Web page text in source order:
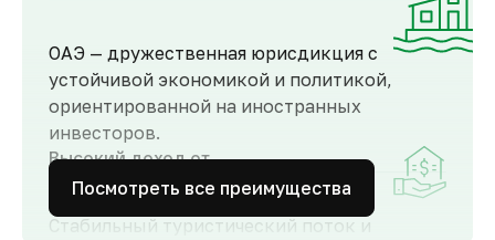
ОАЭ — дружественная юрисдикция с
устойчивой экономикой и политикой,
ориентированной на иностранных
инвесторов.
Высокий доход от
аренды
Стабильный туристический поток и
Посмотреть все преимущества